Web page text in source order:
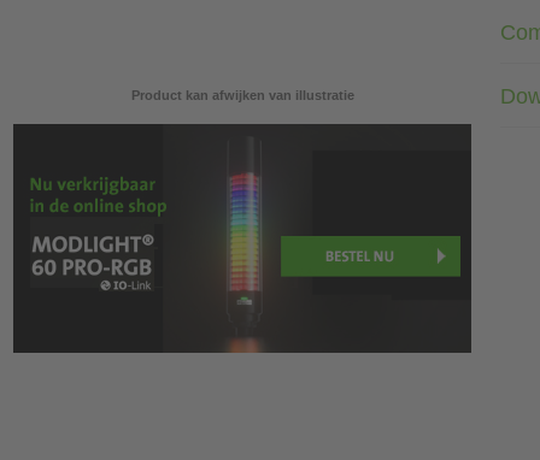
Product kan afwijken van illustratie